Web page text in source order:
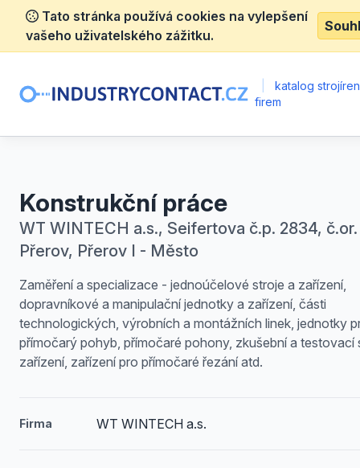
Tato stránka používá cookies na vylepšení
vašeho uživatelského zážitku.
katalog
firem
Konstrukční práce
WT WINTECH a.s., Seifertova č.p. 2834,
Přerov, Přerov I - Město
Zaměření a specializace - jednoúčelové stroje a zařízení,
dopravníkové a manipulační jednotky a zařízení, části
technologických, výrobních a montážních linek, jednotky
přímočarý pohyb, přímočaré pohony, zkušební a testovací
zařízení, zařízení pro přímočaré řezání atd.
Firma WT WINTECH a.s.